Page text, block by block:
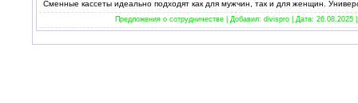
Сменные кассеты идеально подходят как для мужчин, так и для женщин.
Предложения о сотрудничестве | Добавил: divispro | Дата: 26.08.2025|